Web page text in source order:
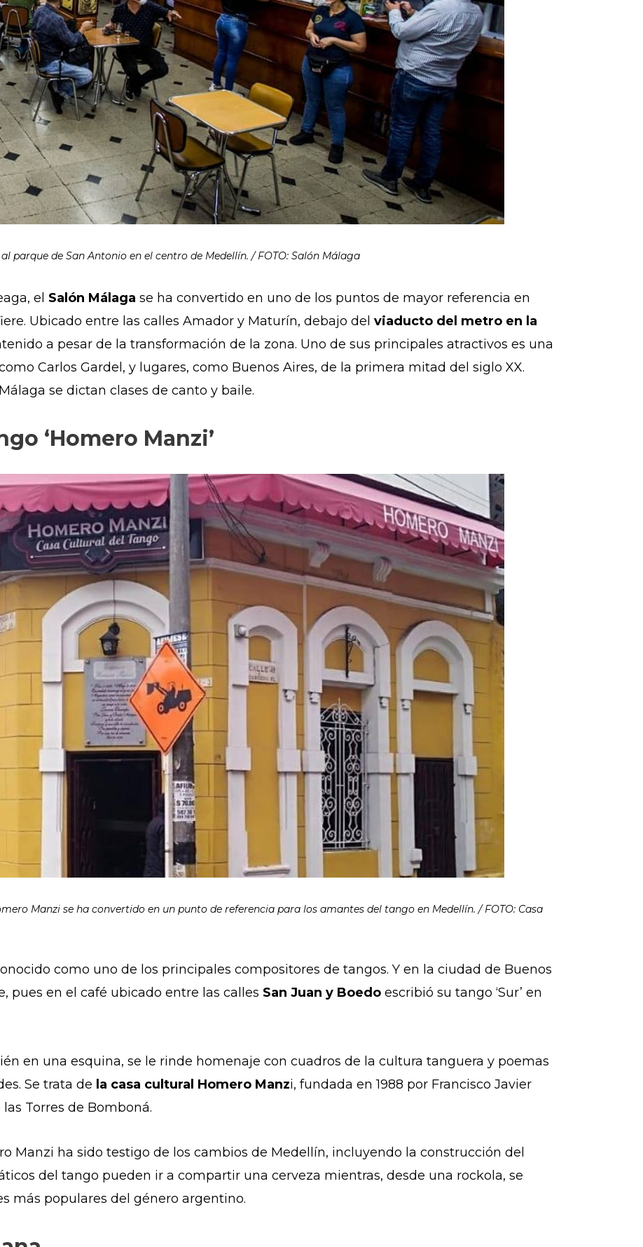
parque de San Antonio en el centro de Medellín. / FOTO: Salón Málaga
el Salón Málaga se ha convertido en uno de los puntos de mayor referencia en
Ubicado entre las calles Amador y Maturín, debajo del viaducto del metro en la
a pesar de la transformación de la zona. Uno de sus principales atractivos es una
Carlos Gardel, y lugares, como Buenos Aires, de la primera mitad del siglo XX.
se dictan clases de canto y baile.
‘Homero Manzi’
Manzi se ha convertido en un punto de referencia para los amantes del tango en Medellín. / FOTO: Casa
como uno de los principales compositores de tangos. Y en la ciudad de Buenos
pues en el café ubicado entre las calles San Juan y Boedo escribió su tango ‘Sur’ en
en una esquina, se le rinde homenaje con cuadros de la cultura tanguera y poemas
Se trata de la casa cultural Homero Manzi, fundada en 1988 por Francisco Javier
Torres de Bomboná.
Manzi ha sido testigo de los cambios de Medellín, incluyendo la construcción del
del tango pueden ir a compartir una cerveza mientras, desde una rockola, se
más populares del género argentino.